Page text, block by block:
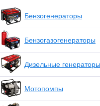
Бензогенераторы
Бензогазогенераторы
Дизельные генераторы
Мотопомпы